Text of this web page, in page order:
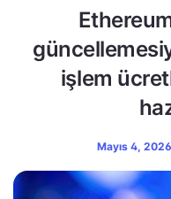
işlem
Mayıs 4,